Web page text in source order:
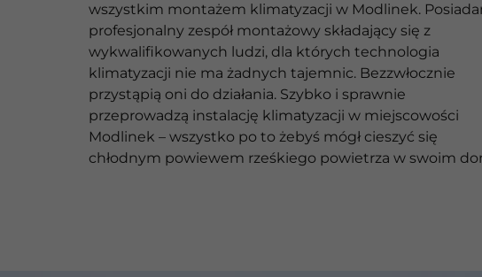
wszystkim montażem klimatyzacji w Modlinek.
profesjonalny zespół montażowy składający się z
wykwalifikowanych ludzi, dla których technologia
klimatyzacji nie ma żadnych tajemnic. Bezzwłocznie
przystąpią oni do działania. Szybko i sprawnie
przeprowadzą instalację klimatyzacji w miejscowości
Modlinek – wszystko po to żebyś mógł cieszyć się
chłodnym powiewem rześkiego powietrza w swoim